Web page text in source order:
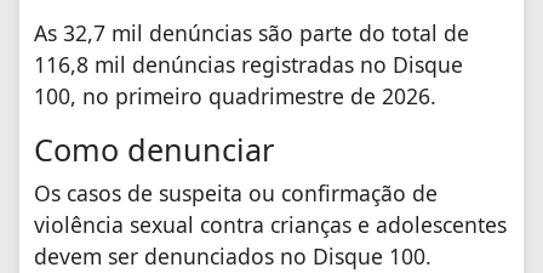
As 32,7 mil denúncias são parte do total de
116,8 mil denúncias registradas no Disque
100, no primeiro quadrimestre de 2026.
Como denunciar
Os casos de suspeita ou confirmação de
violência sexual contra crianças e adolescentes
devem ser denunciados no Disque 100.